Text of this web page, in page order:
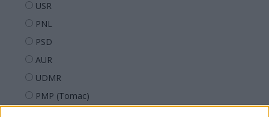
USR
PNL
PSD
AUR
UDMR
PMP (Tomac)